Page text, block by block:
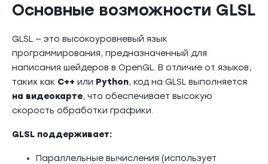
Основные возможности GLSL
GLSL — это высокоуровневый язык
программирования, предназначенный для
написания шейдеров в OpenGL. В отличие от языков,
таких как C++ или Python, код на GLSL выполняется
на видеокарте, что обеспечивает высокую
скорость обработки графики.
GLSL поддерживает:
Параллельные вычисления (использует